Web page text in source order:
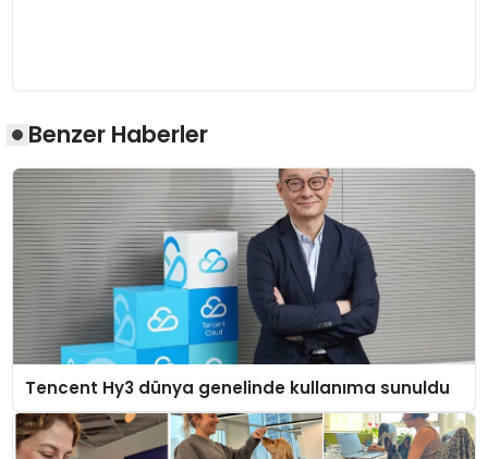
Benzer Haberler
Tencent Hy3 dünya genelinde kullanıma sunuldu